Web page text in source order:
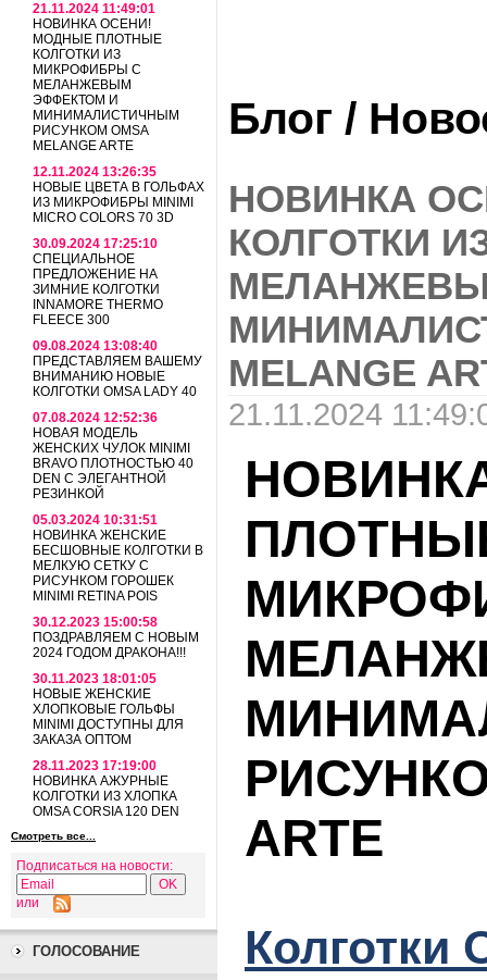
21.11.2024 11:49:01
НОВИНКА ОСЕНИ!
МОДНЫЕ ПЛОТНЫЕ
КОЛГОТКИ ИЗ
МИКРОФИБРЫ С
МЕЛАНЖЕВЫМ
ЭФФЕКТОМ И
МИНИМАЛИСТИЧНЫМ
РИСУНКОМ OMSA
MELANGE ARTE
12.11.2024 13:26:35
НОВЫЕ ЦВЕТА В ГОЛЬФАХ
ИЗ МИКРОФИБРЫ MINIMI
MICRO COLORS 70 3D
30.09.2024 17:25:10
СПЕЦИАЛЬНОЕ
ПРЕДЛОЖЕНИЕ НА
ЗИМНИЕ КОЛГОТКИ
INNAMORE THERMO
FLEECE 300
09.08.2024 13:08:40
ПРЕДСТАВЛЯЕМ ВАШЕМУ
ВНИМАНИЮ НОВЫЕ
КОЛГОТКИ OMSA LADY 40
07.08.2024 12:52:36
НОВАЯ МОДЕЛЬ
ЖЕНСКИХ ЧУЛОК MINIMI
BRAVO ПЛОТНОСТЬЮ 40
DEN С ЭЛЕГАНТНОЙ
РЕЗИНКОЙ
05.03.2024 10:31:51
НОВИНКА ЖЕНСКИЕ
БЕСШОВНЫЕ КОЛГОТКИ В
МЕЛКУЮ СЕТКУ С
РИСУНКОМ ГОРОШЕК
MINIMI RETINA POIS
30.12.2023 15:00:58
ПОЗДРАВЛЯЕМ С НОВЫМ
2024 ГОДОМ ДРАКОНА!!!
30.11.2023 18:01:05
НОВЫЕ ЖЕНСКИЕ
ХЛОПКОВЫЕ ГОЛЬФЫ
MINIMI ДОСТУПНЫ ДЛЯ
ЗАКАЗА ОПТОМ
28.11.2023 17:19:00
НОВИНКА АЖУРНЫЕ
КОЛГОТКИ ИЗ ХЛОПКА
OMSA CORSIA 120 DEN
Смотреть все...
Подписаться на новости:
или
ГОЛОСОВАНИЕ
Блог /
НОВИНКА
КОЛГОТКИ
MELANGE
21.11.2024
ARTE
Колготки